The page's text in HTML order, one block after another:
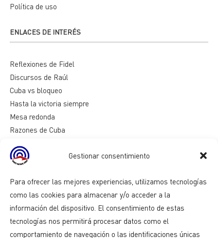
Gestionar consentimiento
Para ofrecer las mejores experiencias, utilizamos tecnologías
como las cookies para almacenar y/o acceder a la
información del dispositivo. El consentimiento de estas
tecnologías nos permitirá procesar datos como el
comportamiento de navegación o las identificaciones únicas
Política de uso
ENLACES DE INTERÉS
Reflexiones de Fidel
Discursos de Raúl
Cuba vs bloqueo
Hasta la victoria siempre
Mesa redonda
Razones de Cuba